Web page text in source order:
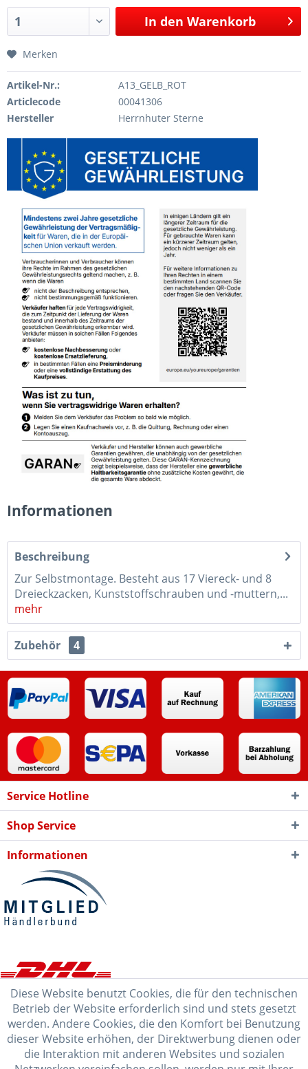
In den Warenkorb
Merken
Artikel-Nr.:
A13_GELB_ROT
Articlecode
00041306
Hersteller
Herrnhuter Sterne
Informationen
Beschreibung
Zur Selbstmontage. Besteht aus 17 Viereck- und 8
Dreieckzacken, Kunststoffschrauben und -muttern,...
mehr
Zubehör 4
Service Hotline
Shop Service
Informationen
Diese Website benutzt Cookies, die für den technischen
Betrieb der Website erforderlich sind und stets gesetzt
werden. Andere Cookies, die den Komfort bei Benutzung
dieser Website erhöhen, der Direktwerbung dienen oder
die Interaktion mit anderen Websites und sozialen